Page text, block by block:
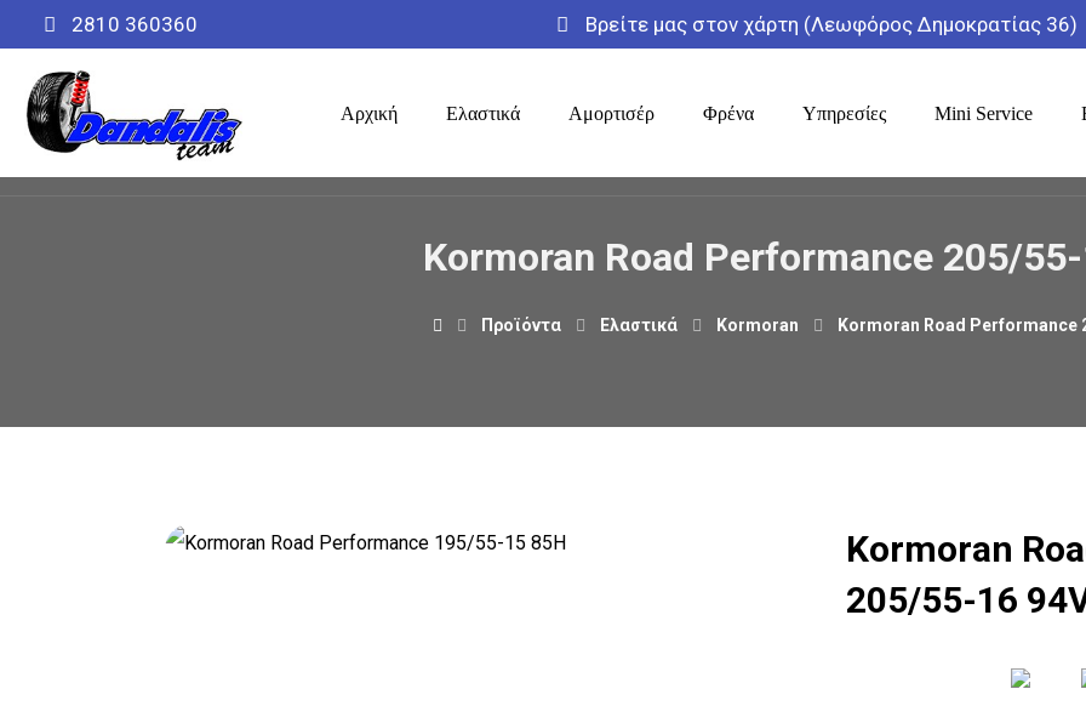
2810 360360 Βρείτε μας στον χάρτη (Λεωφόρος Δημοκρατίας 36)
Αρχική Ελαστικά Αμορτισέρ Φρένα Υπηρεσίες Mini Service
Kormoran Road Performance 205/
Προϊόντα Ελαστικά Kormoran Kormoran Road Performance
Kormoran
205/55-16